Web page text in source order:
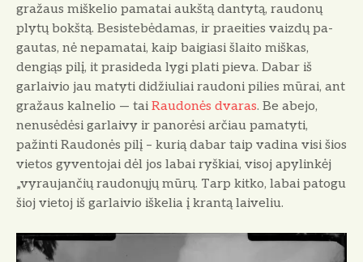
gražaus miškelio pamatai aukštą dantytą, raudonų
plytų bokštą. Besistebėdamas, ir praeities vaizdų pa­
gautas, nė nepamatai, kaip baigiasi šlaito miškas,
dengiąs pilį, it prasideda lygi plati pieva. Dabar iš
garlaivio jau matyti didžiu­liai raudoni pilies mūrai, ant
gražaus kalnelio — tai Raudonės dvaras. Be abejo,
nenusėdėsi garlaivy ir panorėsi arčiau pamatyti,
pažinti Raudonės pilį – kurią dabar taip vadina visi šios
vietos gyventojai dėl jos labai ryškiai, visoj apylinkėj
„vyraujančių raudonųjų mūrų. Tarp kitko, labai patogu
šioj vietoj iš garlaivio iškelia į krantą laiveliu.